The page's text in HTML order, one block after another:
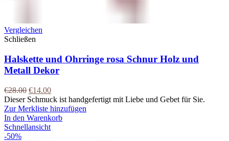
Vergleichen
Schließen
Halskette und Ohrringe rosa Schnur Holz und
Metall Dekor
€28.00 €14.00
Dieser Schmuck ist handgefertigt mit Liebe und Gebet für Sie.
Zur Merkliste hinzufügen
In den Warenkorb
Schnellansicht
-50%